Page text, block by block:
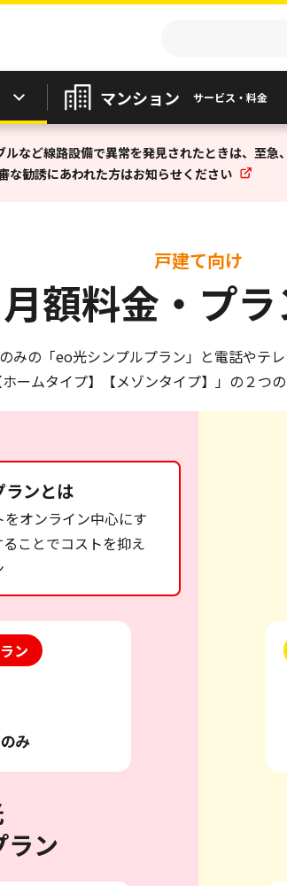
マンション サービス・料金
など線路設備で異常を発見されたときは、至急
な勧誘にあわれた方はお知らせください
戸建て向け
月額料金・プ
みの「eo光シンプルプラン」と電話やテ
ームタイプ】【メゾンタイプ】」の２つ
ランとは
オンライン中心にす
ことでコストを抑え
ン
ラン